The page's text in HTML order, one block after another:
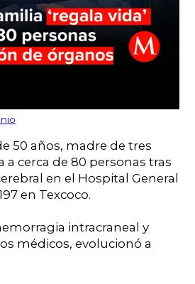
50 años, madre de tres
a cerca de 80 personas tras
en el Hospital General
en Texcoco.
intracraneal y
médicos, evolucionó a